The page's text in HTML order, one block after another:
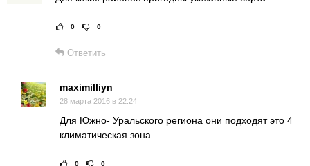
Рейтинг статьи:
0 0
Ответить
maximilliyn
28 марта 2016 в 22:24
Для Южно- Уральского региона они подходят это 4
климатическая зона….
0 0